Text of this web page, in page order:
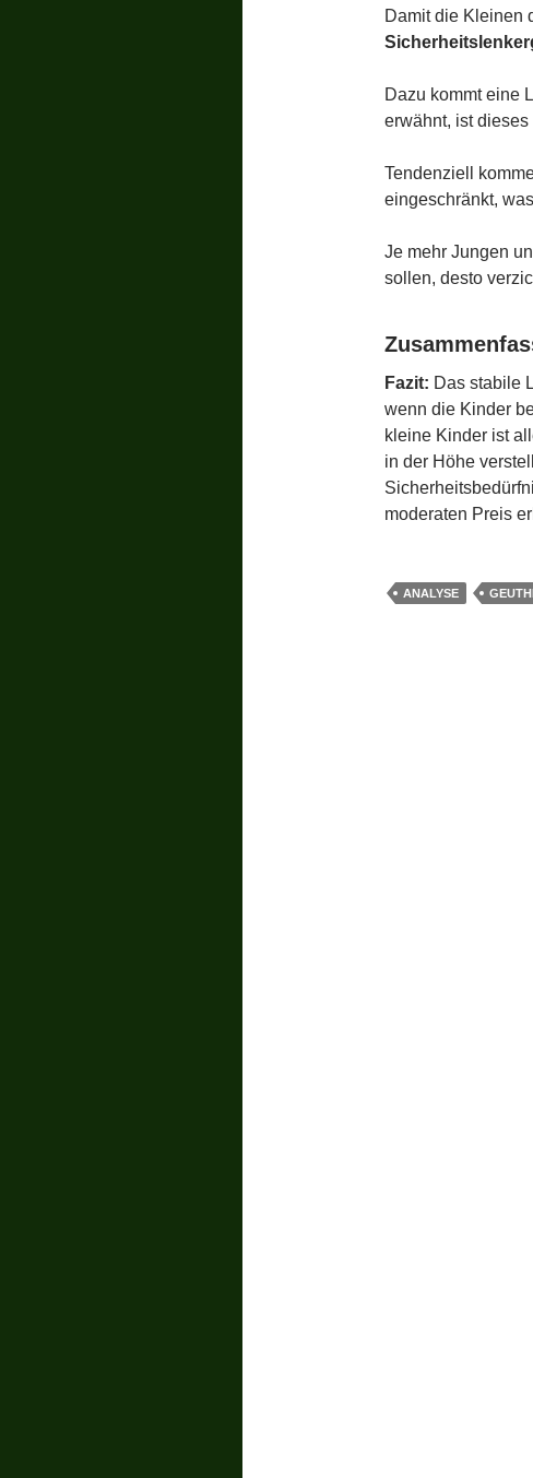
Damit die Kleinen
Dazu kommt eine
erwähnt, ist
Tendenziell
eingeschränkt,
Je mehr Jungen
sollen, desto
Fazit: Das stabile
wenn die Kinder
kleine Kinder ist
in der Höhe
moderaten Preis
ANALYSE